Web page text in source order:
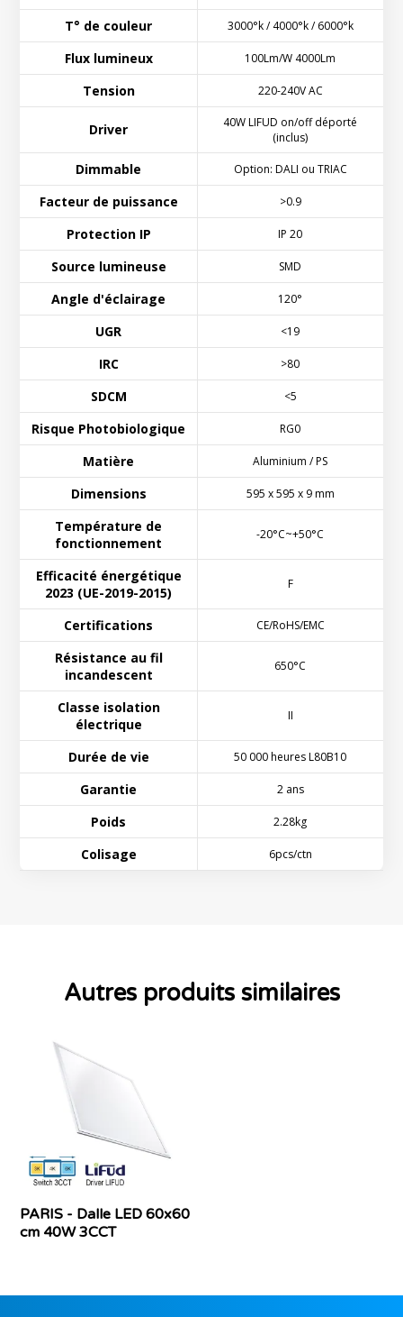
T° de couleur 3000°k / 4000°k / 6000°k
Flux lumineux 100Lm/W 4000Lm
Tension 220-240V AC
Driver
40W LIFUD on/off déporté
(inclus)
Dimmable Option: DALI ou TRIAC
Facteur de puissance >0.9
Protection IP IP 20
Source lumineuse SMD
Angle d'éclairage 120°
UGR <19
IRC >80
SDCM <5
Risque Photobiologique RG0
Matière Aluminium / PS
Dimensions 595 x 595 x 9 mm
Température de
fonctionnement
-20°C~+50°C
Efficacité énergétique
2023 (UE-2019-2015)
F
Certifications CE/RoHS/EMC
Résistance au fil
incandescent
650°C
Classe isolation
électrique
II
Durée de vie 50 000 heures L80B10
Garantie 2 ans
Poids 2.28kg
Colisage 6pcs/ctn
Autres produits similaires
PARIS - Dalle LED 60x60
cm 40W 3CCT